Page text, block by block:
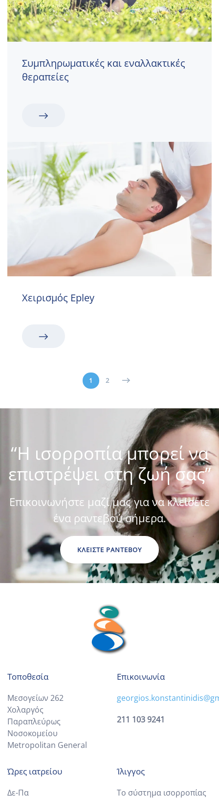
Συμπληρωματικές και εναλλακτικές
θεραπείες
Χειρισμός Epley
1 2
“Η ισορροπία μπορεί να
επιστρέψει στη ζωή σας”
Επικοινωνήστε μαζί μας για να κλείσετε
ένα ραντεβού σήμερα.
ΚΛΕΙΣΤΕ ΡΑΝΤΕΒΟΥ
Τοποθεσία
Μεσογείων 262
Χολαργός
Παραπλεύρως
Νοσοκομείου
Metropolitan General
Επικοινωνία
211 103 9241
Ώρες ιατρείου
Δε-Πα
Ίλιγγος
Το σύστημα ισορροπίας